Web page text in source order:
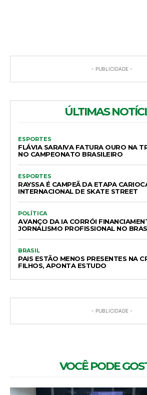
- PUBLICIDADE -
ÚLTIMAS
ESPORTES
FLÁVIA SARAIVA FATURA OURO NA
NO CAMPEONATO BRASILEIRO
ESPORTES
RAYSSA É CAMPEÃ DA ETAPA
INTERNACIONAL DE SKATE STREET
POLÍTICA
AVANÇO DA IA CORRÓI
JORNALISMO PROFISSIONAL NO
BRASIL
PAIS ESTÃO MENOS PRESENTES NA
FILHOS, APONTA ESTUDO
- PUBLICIDADE -
VOCÊ PODE